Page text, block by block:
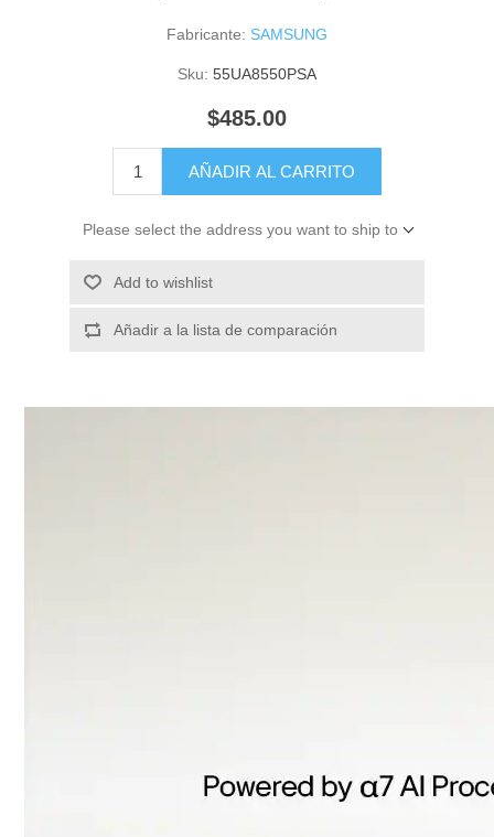
Fabricante: SAMSUNG
Sku: 55UA8550PSA
$485.00
AÑADIR AL CARRITO
Please select the address you want to ship to
Add to wishlist
Añadir a la lista de comparación